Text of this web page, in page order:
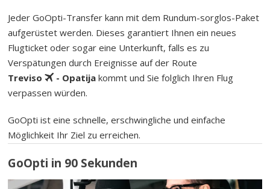
Jeder GoOpti-Transfer kann mit dem Rund­um-sorg­los-Pa­ket
aufgerüstet werden. Dieses garantiert Ihnen ein neues
Flugticket oder sogar eine Unterkunft, falls es zu
Verspätungen durch Ereignisse auf der Route
Treviso
- Opatija kommt und Sie folglich Ihren Flug
verpassen würden.
GoOpti ist eine schnelle, erschwingliche und einfache
Möglichkeit Ihr Ziel zu erreichen.
GoOpti in 90 Sekunden